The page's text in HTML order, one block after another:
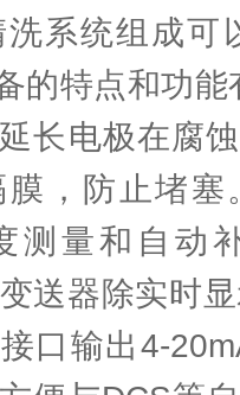
洗系统组成可
的特点和功
长电极在腐
，防止堵
测量和自动
送器除实时显
口输出4-